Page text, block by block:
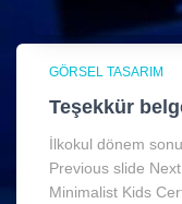
GÖRSEL TASARIM
Teşekkür
İlkokul dönem
Previous slide
Minimalist Kids